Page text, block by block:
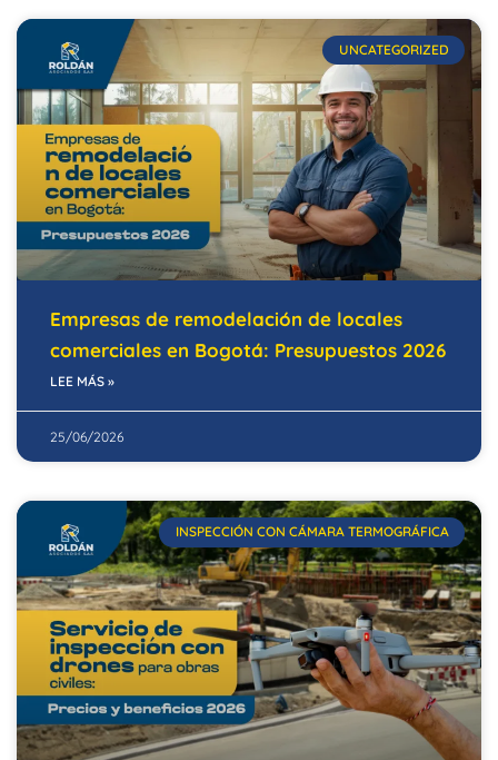
UNCATEGORIZED
Empresas de remodelación de locales
comerciales en Bogotá: Presupuestos 2026
LEE MÁS »
25/06/2026
INSPECCIÓN CON CÁMARA TERMOGRÁFICA